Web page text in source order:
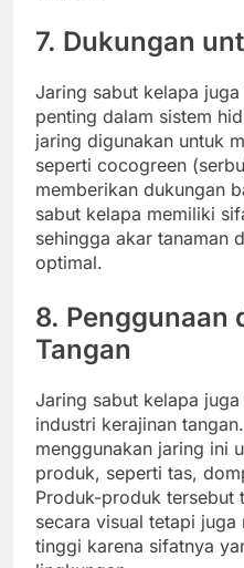
7. Dukungan
Jaring sabut kelapa
penting dalam sistem
jaring digunakan untuk
seperti cocogreen
memberikan dukungan
sabut kelapa memiliki
sehingga akar tanaman
optimal.
8. Penggunaan
Tangan
Jaring sabut kelapa
industri kerajinan
menggunakan jaring ini
produk, seperti tas,
Produk-produk tersebut
secara visual tetapi
tinggi karena sifatnya